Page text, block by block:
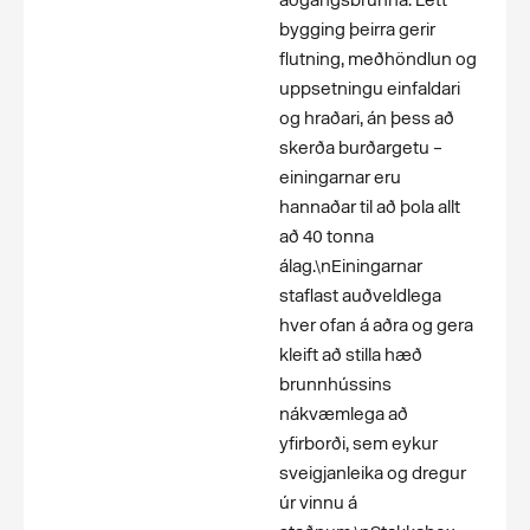
bygging þeirra gerir
flutning, meðhöndlun og
uppsetningu einfaldari
og hraðari, án þess að
skerða burðargetu –
einingarnar eru
hannaðar til að þola allt
að 40 tonna
álag.\nEiningarnar
staflast auðveldlega
hver ofan á aðra og gera
kleift að stilla hæð
brunnhússins
nákvæmlega að
yfirborði, sem eykur
sveigjanleika og dregur
úr vinnu á